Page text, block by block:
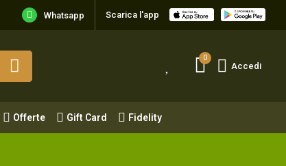
Whatsapp Scarica l'app
0
Accedi
Offerte Gift Card Fidelity
Offerte Gift Card Fidelity